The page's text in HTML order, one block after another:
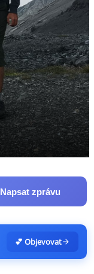
Napsat zprávu
💕 Objevovat